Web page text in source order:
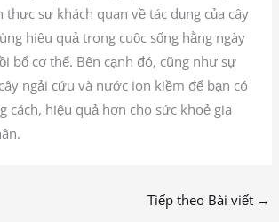
thực sự khách quan về tác dụng của cây
hiệu quả trong cuộc sống hằng ngày
bổ cơ thể. Bên cạnh đó, cũng như sự
ngải cứu và nước ion kiềm để bạn có
cách, hiệu quả hơn cho sức khoẻ gia
Tiếp theo Bài viết →